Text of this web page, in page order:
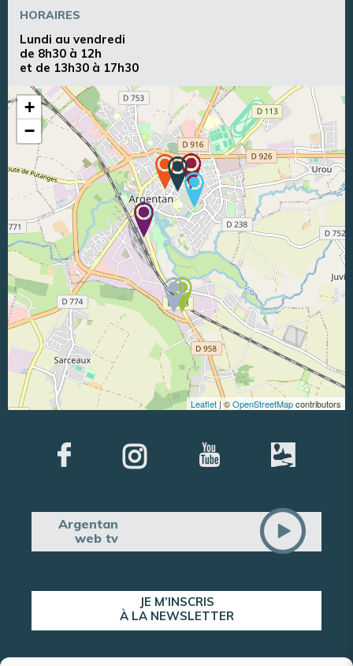
HORAIRES
Lundi au vendredi
de 8h30 à 12h
et de 13h30 à 17h30
+
−
Leaflet | ©OpenStreetMapcontributors
Argentan
web tv
JE M’INSCRIS
À LA NEWSLETTER